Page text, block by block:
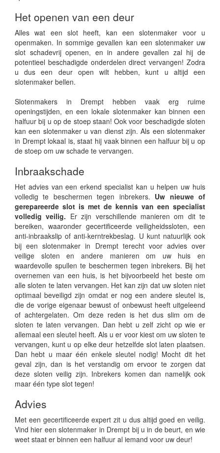
Het openen van een deur
Alles wat een slot heeft, kan een slotenmaker voor u
openmaken. In sommige gevallen kan een slotenmaker uw
slot schadevrij openen, en in andere gevallen zal hij de
potentieel beschadigde onderdelen direct vervangen! Zodra
u dus een deur open wilt hebben, kunt u altijd een
slotenmaker bellen.
Slotenmakers in Drempt hebben vaak erg ruime
openingstijden, en een lokale slotenmaker kan binnen een
halfuur bij u op de stoep staan! Ook voor beschadigde sloten
kan een slotenmaker u van dienst zijn. Als een slotenmaker
in Drempt lokaal is, staat hij vaak binnen een halfuur bij u op
de stoep om uw schade te vervangen.
Inbraakschade
Het advies van een erkend specialist kan u helpen uw huis
volledig te beschermen tegen inbrekers. Uw nieuwe of
gerepareerde slot is met de kennis van een specialist
volledig veilig. Er zijn verschillende manieren om dit te
bereiken, waaronder gecertificeerde veiligheidssloten, een
anti-inbraakslip of anti-kerntrekbeslag. U kunt natuurlijk ook
bij een slotenmaker in Drempt terecht voor advies over
veilige sloten en andere manieren om uw huis en
waardevolle spullen te beschermen tegen inbrekers. Bij het
overnemen van een huis, is het bijvoorbeeld het beste om
alle sloten te laten vervangen. Het kan zijn dat uw sloten niet
optimaal beveiligd zijn omdat er nog een andere sleutel is,
die de vorige eigenaar bewust of onbewust heeft uitgeleend
of achtergelaten. Om deze reden is het dus slim om de
sloten te laten vervangen. Dan hebt u zelf zicht op wie er
allemaal een sleutel heeft. Als u er voor kiest om uw sloten te
vervangen, kunt u op elke deur hetzelfde slot laten plaatsen.
Dan hebt u maar één enkele sleutel nodig! Mocht dit het
geval zijn, dan is het verstandig om ervoor te zorgen dat
deze sloten veilig zijn. Inbrekers komen dan namelijk ook
maar één type slot tegen!
Advies
Met een gecertificeerde expert zit u dus altijd goed en veilig.
Vind hier een slotenmaker in Drempt bij u in de beurt, en wie
weet staat er binnen een halfuur al iemand voor uw deur!